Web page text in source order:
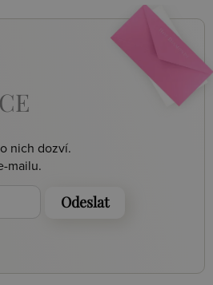
nich dozví.
mailu.
Odeslat